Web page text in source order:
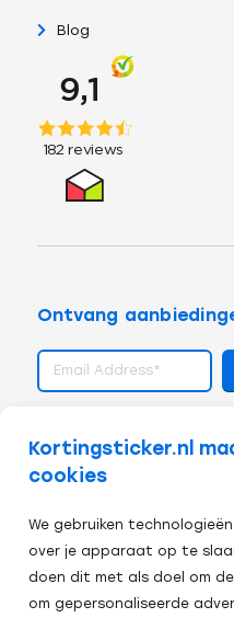
Kortingsticker.nl
cookies
We gebruiken
over je apparaat op te
doen dit met als doel om
om gepersonaliseerde
Blog
Ontvang